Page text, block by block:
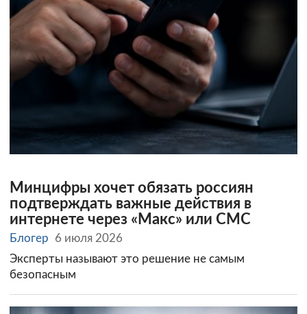
Минцифры хочет обязать россиян
подтверждать важные действия в
интернете через «Макс» или СМС
Блогер
6 июля 2026
Эксперты называют это решение не самым
безопасным